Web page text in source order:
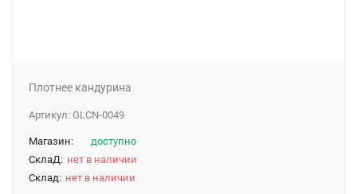
Плотнее кандурина
Артикул: GLCN-0049
Магазин:
доступно
СклаД: нет в наличии
Склад: нет в наличии